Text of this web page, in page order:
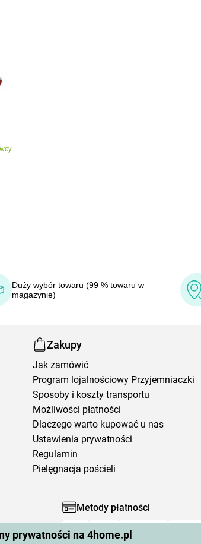
prywatności na 4home.pl
Duży wybór towaru (99 % towaru w
magazynie)
Zakupy
Jak zamówić
Program lojalnościowy Przyjemniaczki
Sposoby i koszty transportu
Możliwości płatności
Dlaczego warto kupować u nas
Ustawienia prywatności
Regulamin
Pielęgnacja pościeli
Metody płatności